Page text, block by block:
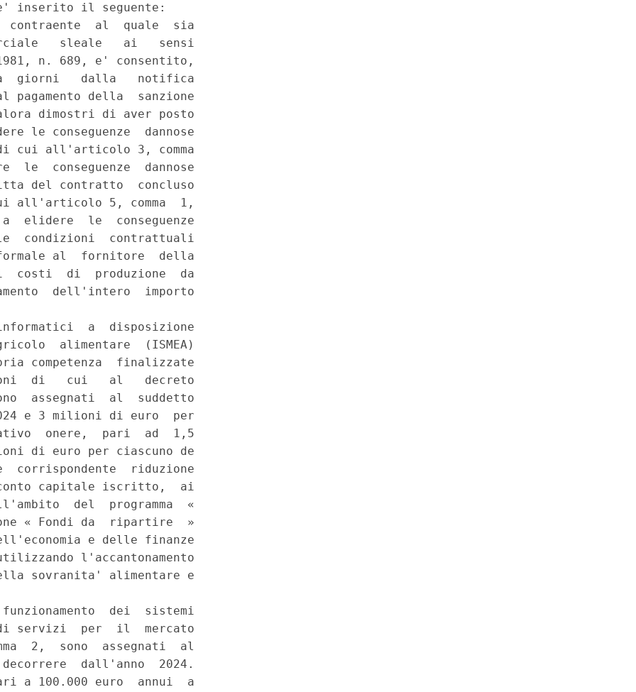
inserito il seguente:
contraente  al  quale  sia
sleale   ai   sensi
n. 689, e' consentito,
giorni   dalla   notifica
della  sanzione
dimostri di aver posto
le conseguenze  dannose
all'articolo 3, comma
conseguenze  dannose
del contratto  concluso
all'articolo 5, comma  1,
elidere  le  conseguenze
condizioni  contrattuali
formale al  fornitore  della
costi  di  produzione  da
dell'intero  importo
a  disposizione
alimentare  (ISMEA)
competenza  finalizzate
di   cui   al   decreto
assegnati  al  suddetto
e 3 milioni di euro  per
onere,  pari  ad  1,5
di euro per ciascuno de
corrispondente  riduzione
conto capitale iscritto,  ai
del  programma  «
« Fondi da  ripartire  »
e delle finanze
l'accantonamento
sovranita' alimentare e
dei  sistemi
servizi  per  il  mercato
2,  sono  assegnati  al
dall'anno  2024.
a 100.000 euro  annui  a